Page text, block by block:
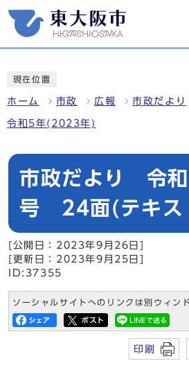
現在位置
ホーム 市政 広報 市政だより
令和5年(2023年)
市政だより 令
号 24面(テキス
[公開日：2023年9月26日]
[更新日：2023年9月25日]
ID:37355
ソーシャルサイトへのリンクは別ウィン
印刷